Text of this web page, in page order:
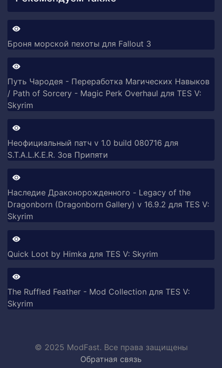
Броня морской пехоты для Fallout 3
Путь Чародея - Переработка Магических Навыков
/ Path of Sorcery - Magic Perk Overhaul для TES V:
Skyrim
Неофициальный патч v 1.0 build 080716 для
S.T.A.L.K.E.R. Зов Припяти
Наследие Драконорожденного - Legacy of the
Dragonborn (Dragonborn Gallery) v 16.9.2 для TES V:
Skyrim
Quick Loot by Himka для TES V: Skyrim
The Ruffled Feather - Mod Collection для TES V:
Skyrim
© 2025 ModFast. Все права защищены
Обратная связь